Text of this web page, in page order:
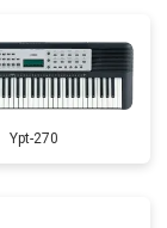
Ypt-270